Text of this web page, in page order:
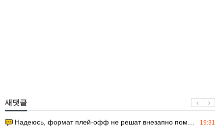
새댓글
19:31
Надеюсь, формат плей-офф не решат внезапно поменять. https:/…